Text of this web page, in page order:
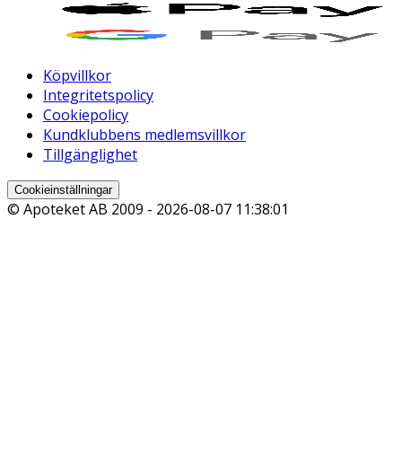
Köpvillkor
Integritetspolicy
Cookiepolicy
Kundklubbens medlemsvillkor
Tillgänglighet
Cookieinställningar
© Apoteket AB 2009 - 2026-08-07 11:38:01